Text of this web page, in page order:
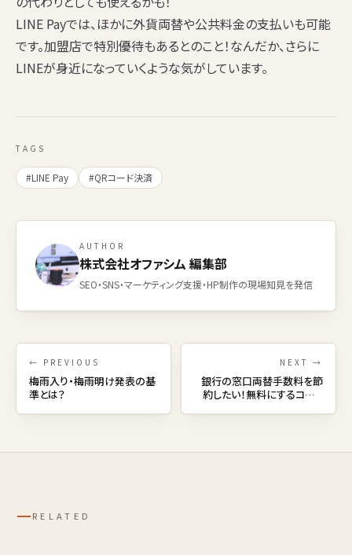
LINE Payでは、ほかに外貨両替や公共料金の支払いも可能
です。加盟店で特別優待もあるとのこと！なんだか、さらに
LINEが身近になっていくような気がしています。
TAGS
#LINE Pay #QRコード決済
AUTHOR
株式会社オファシム 編集部
SEO・SNS・マーケティング支援・HP制作の現場知見を発信
← PREVIOUS
梅雨入り・梅雨明け発表の基
準とは？
NEXT →
銀行の窓口両替手数料を節
約したい！無料にするコツと
─RELATED